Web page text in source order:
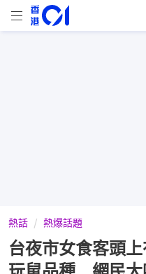
熱話 熱爆話題
台夜市女食客頭